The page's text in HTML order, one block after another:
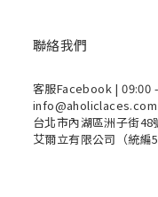
聯絡我們
客服Facebook | 09:00
info@aholiclaces.com
台北市內湖區洲子街48
艾爾立有限公司（統編